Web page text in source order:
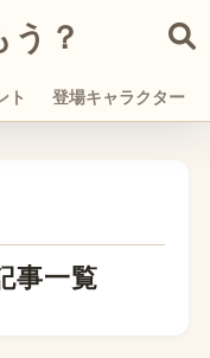
？
ト 登場キャラクター
事一覧